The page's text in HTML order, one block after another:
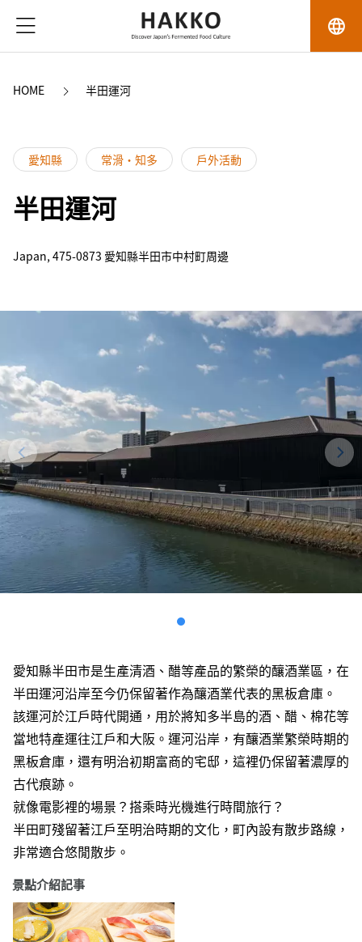
language
HOME 半田運河
愛知縣 常滑・知多 戶外活動
半田運河
Japan, 475-0873 愛知縣半田市中村町周邊
愛知縣半田市是生產清酒、醋等產品的繁榮的釀酒業區，在
半田運河沿岸至今仍保留著作為釀酒業代表的黑板倉庫。
該運河於江戶時代開通，用於將知多半島的酒、醋、棉花等
當地特產運往江戶和大阪。運河沿岸，有釀酒業繁榮時期的
黑板倉庫，還有明治初期富商的宅邸，這裡仍保留著濃厚的
古代痕跡。
就像電影裡的場景？搭乘時光機進行時間旅行？
半田町殘留著江戶至明治時期的文化，町內設有散步路線，
非常適合悠閒散步。
景點介紹記事